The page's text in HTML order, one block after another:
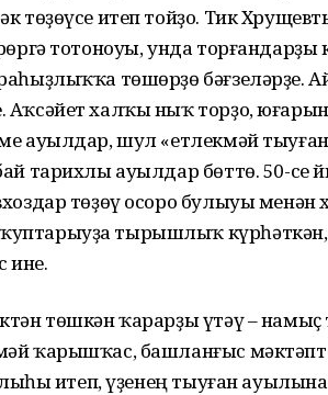
төҙөүсе итеп тойҙо. Тик
тотоноуы, унда
төшөрҙө бәғзеләрҙе.
халҡы ныҡ торҙо,
ауылдар, шул «етлекмәй
тарихлы ауылдар бөттө. 50-се
төҙөү осоро булыуы менән
тырышлыҡ күрһәткән,
ине.
төшкән ҡарарҙы үтәү – намыҫ
ҡарышҡас, башланғыс
итеп, үҙенең тыуған